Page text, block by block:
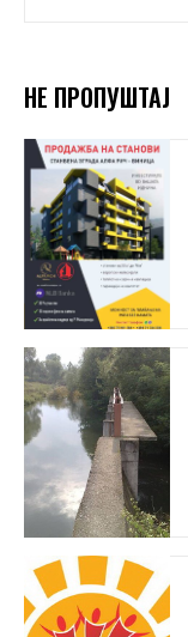
НЕ ПРОПУШТАЈ